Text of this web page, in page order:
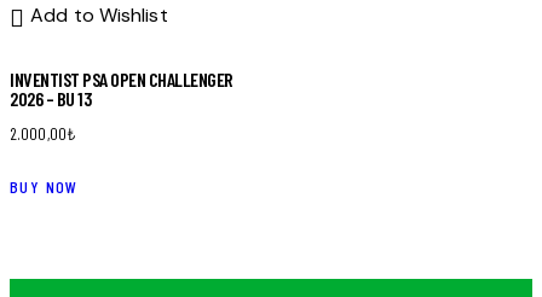
Add to Wishlist
INVENTIST PSA OPEN CHALLENGER
2026 – BU 13
2.000,00₺
BUY NOW